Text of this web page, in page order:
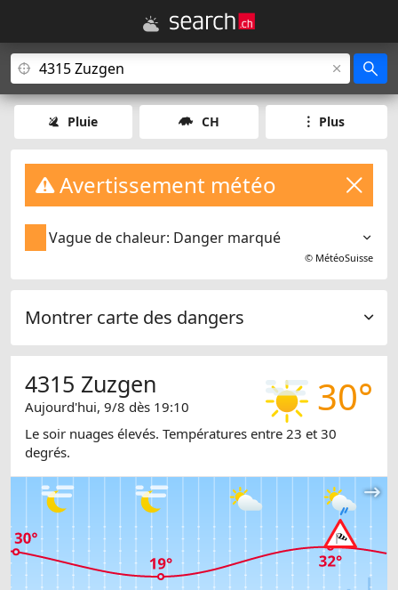
Pluie CH Plus
Avertissement météo
Vague de chaleur: Danger marqué
© MétéoSuisse
Montrer carte des dangers
30°
4315 Zuzgen
Aujourd'hui, 9/8 dès 19:10
Le soir nuages élevés. Températures entre 23 et 30
degrés.